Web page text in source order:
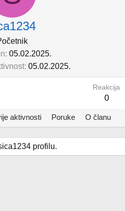
05.02.2025.
05.02.2025.
Reakcija
0
aktivnosti Poruke O članu
profilu.